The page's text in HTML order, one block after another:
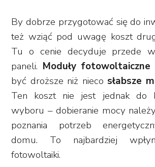
By dobrze przygotować się do
też wziąć pod uwagę koszt
Tu o cenie decyduje przede
paneli. Moduły
być droższe niż nieco słabsze
Ten koszt nie jest jednak do
wyboru – dobieranie mocy
poznania potrzeb
domu. To najbardziej
fotowoltaiki.